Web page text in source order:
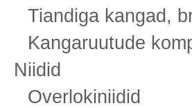
Tiandiga kangad,
Kangaruutude
Niidid
Overlokiniidid